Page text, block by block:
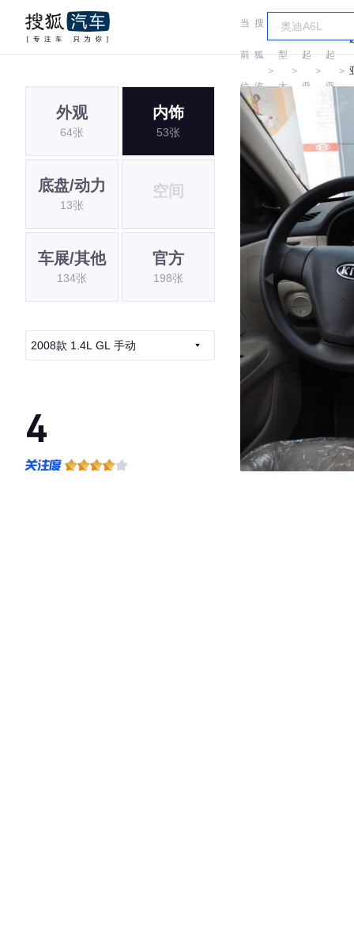
当
前
位
置:
搜
狐
汽
车
＞
车
型
大
全
＞
起
亚
＞
起
亚
＞
外观
64张
内饰
53张
底盘/动力
13张
空间
车展/其他
134张
官方
198张
2008款 1.4L GL 手动
4